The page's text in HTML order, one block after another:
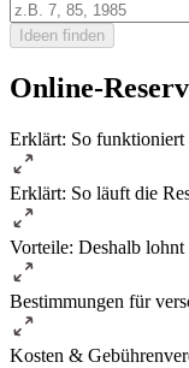
Ideen finden
Online-
Erklärt: So funktioniert
Erklärt: So läuft die
Vorteile: Deshalb lohnt
Bestimmungen für
Kosten &